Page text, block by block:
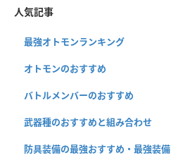
人気記事
最強オトモンランキング
オトモンのおすすめ
バトルメンバーのおすすめ
武器種のおすすめと組み合わせ
防具装備の最強おすすめ・最強装備